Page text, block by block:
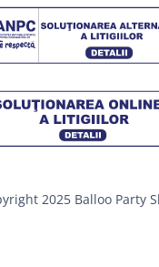
2025 Balloo Party